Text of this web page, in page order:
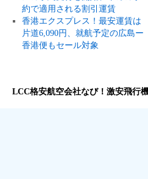
約で適用される割引運賃
香港エクスプレス！最安運賃は
片道6,090円、就航予定の広島ー
香港便もセール対象
LCC格安航空会社なび！激安飛行